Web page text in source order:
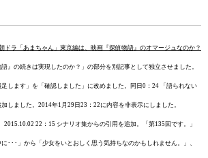
ドラ「あまちゃん」東京編は、映画『探偵物語』のオマージュなのか？
語』の続きは実現したのか？」の部分を別記事として独立させました。
します」を「確認しました」に改めました。同日0：24 「語られない
しました。2014年1月29日23：22に内容を非表示にしました。
2015.10.02 22：15 シナリオ集からの引用を追加。「 第135回です。」
･･･」から「 少女をいとおしく思う気持ちなのかもしれません。 」、